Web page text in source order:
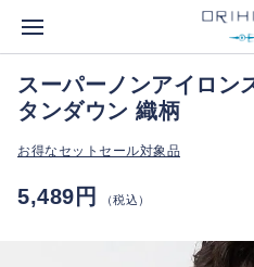
スーパーノンアイロン
タンダウン 織柄
お得なセットセール対象品
5,489円 （税込）